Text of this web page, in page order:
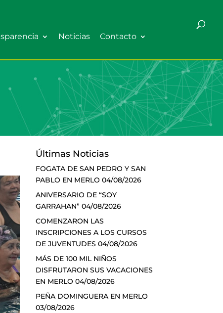
Noticias Contacto
Últimas Noticias
FOGATA DE SAN PEDRO Y SAN
PABLO EN MERLO 04/08/2026
ANIVERSARIO DE “SOY
GARRAHAN” 04/08/2026
COMENZARON LAS
INSCRIPCIONES A LOS CURSOS
DE JUVENTUDES 04/08/2026
MÁS DE 100 MIL NIÑOS
DISFRUTARON SUS VACACIONES
EN MERLO 04/08/2026
PEÑA DOMINGUERA EN MERLO
03/08/2026